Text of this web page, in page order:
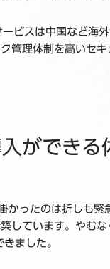
ビスは中国など海
管理体制を高いセ
ができる
かったのは折しも
しています。やむ
ました。